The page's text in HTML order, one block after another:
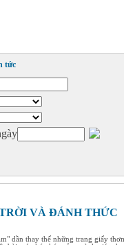
tức
VÀ ĐÁNH THỨC
dần thay thế những trang giấy